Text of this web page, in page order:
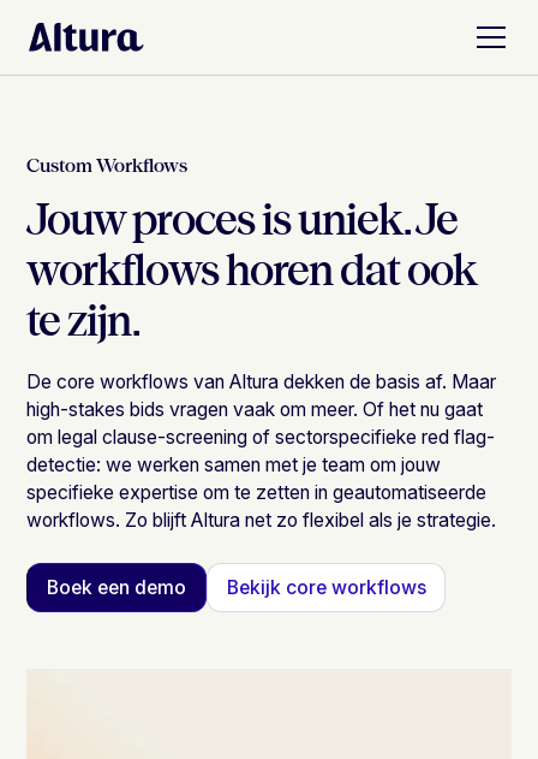
Custom Workflows
Jouw proces is uniek. Je
workflows horen dat ook
te zijn.
De core workflows van Altura dekken de basis af. Maar
high-stakes bids vragen vaak om meer. Of het nu gaat
om legal clause-screening of sectorspecifieke red flag-
detectie: we werken samen met je team om jouw
specifieke expertise om te zetten in geautomatiseerde
workflows. Zo blijft Altura net zo flexibel als je strategie.
Boek een demo Bekijk core workflows